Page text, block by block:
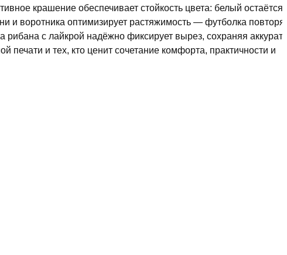
крашение обеспечивает стойкость цвета: белый остаётся
и воротника оптимизирует растяжимость — футболка
с лайкрой надёжно фиксирует вырез, сохраняя
и тех, кто ценит сочетание комфорта, практичности и